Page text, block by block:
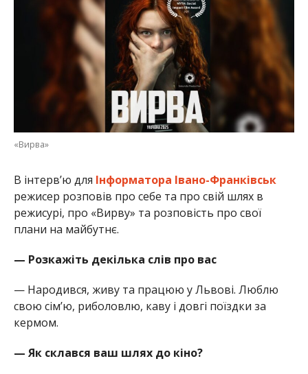
«Вирва»
В інтерв’ю для Інформатора Івано-Франківськ
режисер розповів про себе та про свій шлях в
режисурі, про «Вирву» та розповість про свої
плани на майбутнє.
— Розкажіть декілька слів про вас
— Народився, живу та працюю у Львові. Люблю
свою сімʼю, риболовлю, каву і довгі поїздки за
кермом.
— Як склався ваш шлях до кіно?